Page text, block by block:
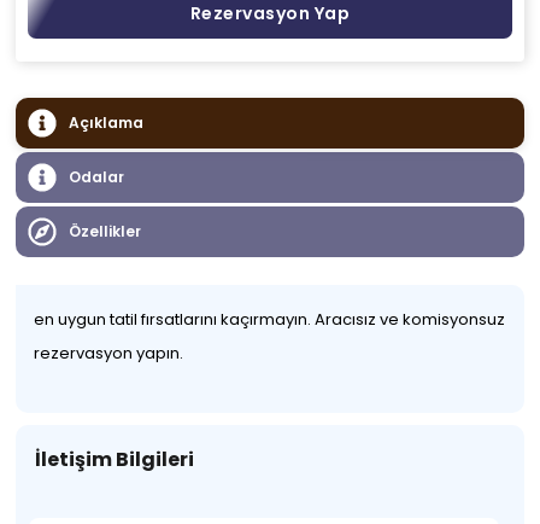
Rezervasyon Yap
Açıklama
Odalar
Özellikler
en uygun tatil fırsatlarını kaçırmayın. Aracısız ve komisyonsuz
rezervasyon yapın.
İletişim Bilgileri